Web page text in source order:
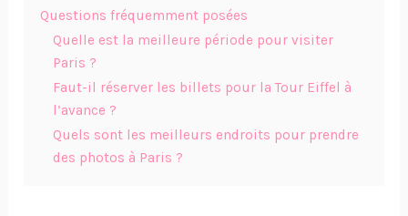
Questions fréquemment posées
Quelle est la meilleure période pour visiter
Paris ?
Faut-il réserver les billets pour la Tour Eiffel à
l’avance ?
Quels sont les meilleurs endroits pour prendre
des photos à Paris ?